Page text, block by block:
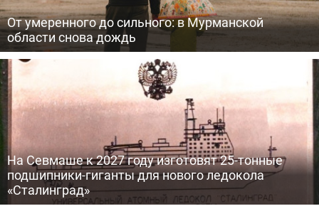
От умеренного до сильного: в Мурманской
области снова дождь
На Севмаше к 2027 году изготовят 25-тонные
подшипники-гиганты для нового ледокола
«Сталинград»